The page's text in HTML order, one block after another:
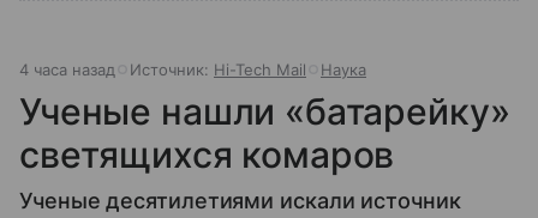
4 часа назад Источник: Hi-Tech Mail Наука
Ученые нашли «батарейку»
светящихся комаров
Ученые десятилетиями искали источник